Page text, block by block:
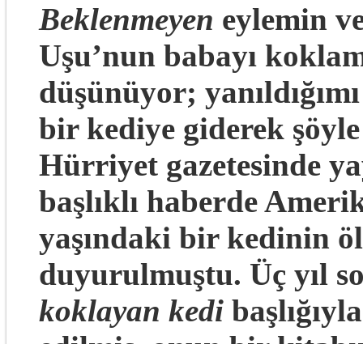
Beklenmeyen eylemin
Uşu’nun babayı
düşünüyor;
bir kediye giderek şöyle
Hürriyet gazetesinde
başlıklı haberde
yaşındaki bir kedinin
duyurulmuştu. Üç yıl
koklayan kedi